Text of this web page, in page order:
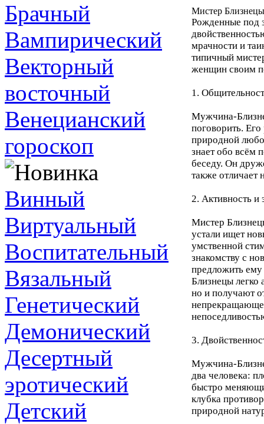
Брачный
Вампирический
Векторный
восточный
Венецианский
гороскоп
Винный
Виртуальный
Воспитательный
Вязальный
Генетический
Демонический
Десертный
эротический
Детский
Мистер
Рожденные под
мрачности и
типичный
женщин своим
1.
Мужчина-
поговорить. Его
природной
знает обо всём
беседу. Он
также отличает
2. Активность и
Мистер
устали ищет
умственной
знакомству с
предложить
Близнецы легко
но и получают
3.
Мужчина-
два человека:
быстро
клубка
природной